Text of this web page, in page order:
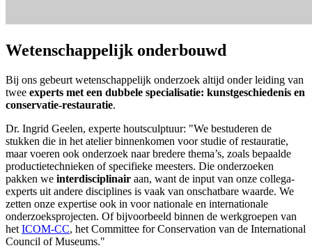
Wetenschappelijk onderbouwd
Bij ons gebeurt wetenschappelijk onderzoek altijd onder leiding van
twee experts met een dubbele specialisatie: kunstgeschiedenis en
conservatie-restauratie.
Dr. Ingrid Geelen, experte houtsculptuur: "We bestuderen de
stukken die in het atelier binnenkomen voor studie of restauratie,
maar voeren ook onderzoek naar bredere thema’s, zoals bepaalde
productietechnieken of specifieke meesters. Die onderzoeken
pakken we interdisciplinair aan, want de input van onze collega-
experts uit andere disciplines is vaak van onschatbare waarde. We
zetten onze expertise ook in voor nationale en internationale
onderzoeksprojecten. Of bijvoorbeeld binnen de werkgroepen van
het ICOM-CC, het Committee for Conservation van de International
Council of Museums."